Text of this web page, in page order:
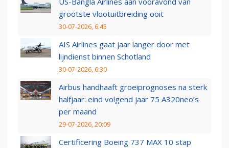
grootste vlootuitbreiding ooit
30-07-2026, 6:45
AIS Airlines gaat jaar langer door met
lijndienst binnen Schotland
30-07-2026, 6:30
Airbus handhaaft groeiprognoses na sterk
halfjaar: eind volgend jaar 75 A320neo’s
per maand
29-07-2026, 20:09
Certificering Boeing 737 MAX 10 stap